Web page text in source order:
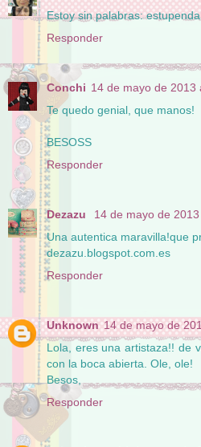
Estoy sin palabras:
Responder
Conchi 14 de mayo de 2013
Te quedo genial, que manos!
BESOSS
Responder
Dezazu
14 de mayo de
Una autentica maravilla!que
dezazu.blogspot.com.es
Responder
Unknown 14 de mayo de
Lola, eres una artistaza!! de
con la boca abierta. Ole, ole!
Besos,
Responder